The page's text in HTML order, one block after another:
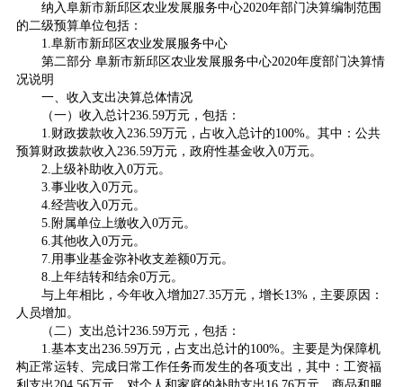
纳入阜新市新邱区农业发展服务中心2020年部门决算编制范围
的二级预算单位包括：
1.阜新市新邱区农业发展服务中心
第二部分 阜新市新邱区农业发展服务中心2020年度部门决算情
况说明
一、收入支出决算总体情况
（一）收入总计236.59万元，包括：
1.财政拨款收入236.59万元，占收入总计的100%。其中：公共
预算财政拨款收入236.59万元，政府性基金收入0万元。
2.上级补助收入0万元。
3.事业收入0万元。
4.经营收入0万元。
5.附属单位上缴收入0万元。
6.其他收入0万元。
7.用事业基金弥补收支差额0万元。
8.上年结转和结余0万元。
与上年相比，今年收入增加27.35万元，增长13%，主要原因：
人员增加。
（二）支出总计236.59万元，包括：
1.基本支出236.59万元，占支出总计的100%。主要是为保障机
构正常运转、完成日常工作任务而发生的各项支出，其中：工资福